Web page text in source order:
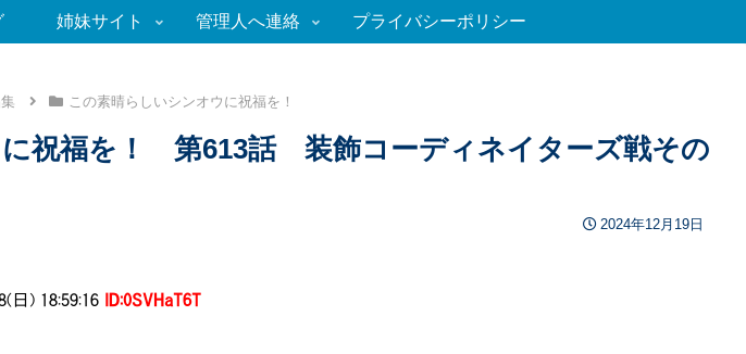
姉妹サイト 管理人へ連絡 プライバシーポリシー
この素晴らしいシンオウに祝福を！
に祝福を！ 第613話 装飾コーディネイターズ戦その
2024年12月19日
日) 18:59:16 ID:0SVHaT6T